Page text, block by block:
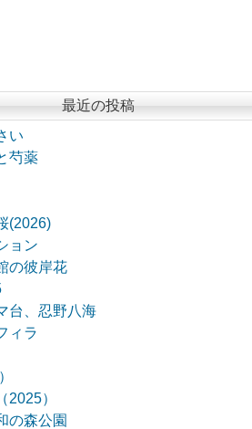
最近の投稿
い
芍薬
(2026)
ョン
の彼岸花
台、忍野八海
ィラ
2025）
の森公園